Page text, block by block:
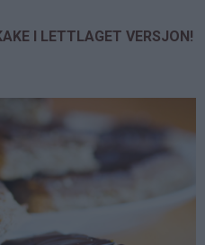
I LETTLAGET VERSJON!